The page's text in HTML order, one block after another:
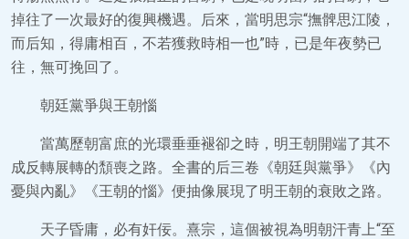
掉往了一次最好的復興機遇。后來，當明思宗“撫髀思江陵，
而后知，得庸相百，不若獲救時相一也”時，已是年夜勢已
往，無可挽回了。
朝廷黨爭與王朝惱
當萬歷朝富庶的光環垂垂褪卻之時，明王朝開端了其不
成反轉展轉的頹喪之路。全書的后三卷《朝廷與黨爭》《內
憂與內亂》《王朝的惱》便抽像展現了明王朝的衰敗之路。
天子昏庸，必有奸佞。熹宗，這個被視為明朝汗青上“至